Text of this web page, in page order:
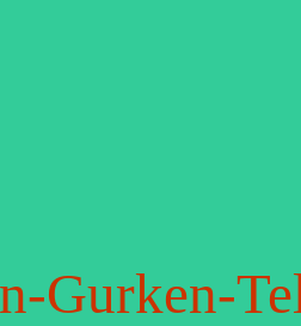
Gurken-